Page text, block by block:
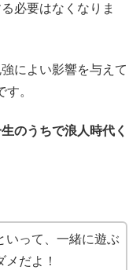
必要はなくなりま
によい影響を与えて
。
のうちで浪人時代く
いって、一緒に遊ぶ
だよ！